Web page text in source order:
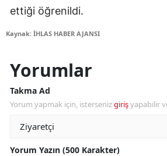
ettiği öğrenildi.
Kaynak: İHLAS HABER AJANSI
Yorumlar
Takma Ad
Yorum yapmak için, istersenizgirişyapabilir
Yorum Yazın (500 Karakter)